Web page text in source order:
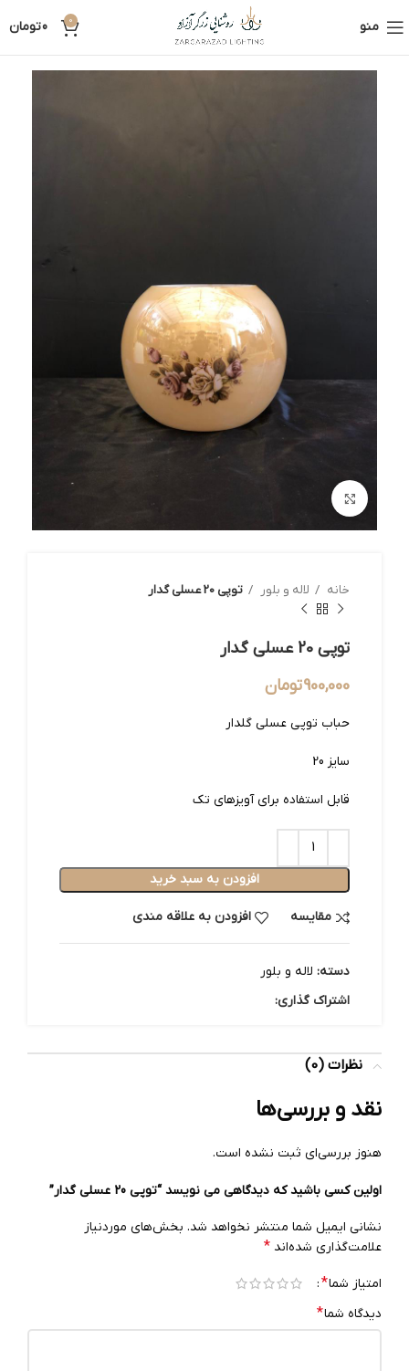
منو 0
0تومان
خانه لاله و بلور توپی 20 عسلی گدار
توپی 20 عسلی گدار
900,000تومان
حباب توپی عسلی گلدار
سایز 20
قابل استفاده برای آویزهای تک
افزودن به سبد خرید
مقایسه افزودن به علاقه مندی
دسته: لاله و بلور
اشتراک گذاری:
نظرات (0)
نقد و بررسی‌ها
هنوز بررسی‌ای ثبت نشده است.
اولین کسی باشید که دیدگاهی می نویسد “توپی 20 عسلی گدار”
نشانی ایمیل شما منتشر نخواهد شد. بخش‌های موردنیاز
علامت‌گذاری شده‌اند *
امتیاز شما*
دیدگاه شما*